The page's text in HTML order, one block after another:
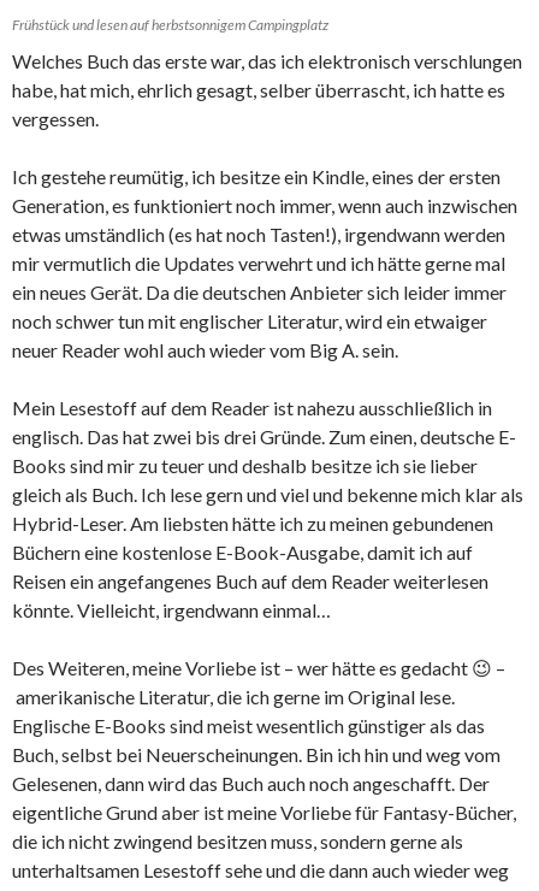
Frühstück und lesen auf herbstsonnigem Campingplatz
Welches Buch das erste war, das ich elektronisch verschlungen
habe, hat mich, ehrlich gesagt, selber überrascht, ich hatte es
vergessen.
Ich gestehe reumütig, ich besitze ein Kindle, eines der ersten
Generation, es funktioniert noch immer, wenn auch inzwischen
etwas umständlich (es hat noch Tasten!), irgendwann werden
mir vermutlich die Updates verwehrt und ich hätte gerne mal
ein neues Gerät. Da die deutschen Anbieter sich leider immer
noch schwer tun mit englischer Literatur, wird ein etwaiger
neuer Reader wohl auch wieder vom Big A. sein.
Mein Lesestoff auf dem Reader ist nahezu ausschließlich in
englisch. Das hat zwei bis drei Gründe. Zum einen, deutsche E-
Books sind mir zu teuer und deshalb besitze ich sie lieber
gleich als Buch. Ich lese gern und viel und bekenne mich klar als
Hybrid-Leser. Am liebsten hätte ich zu meinen gebundenen
Büchern eine kostenlose E-Book-Ausgabe, damit ich auf
Reisen ein angefangenes Buch auf dem Reader weiterlesen
könnte. Vielleicht, irgendwann einmal…
Des Weiteren, meine Vorliebe ist – wer hätte es gedacht 😉 –
amerikanische Literatur, die ich gerne im Original lese.
Englische E-Books sind meist wesentlich günstiger als das
Buch, selbst bei Neuerscheinungen. Bin ich hin und weg vom
Gelesenen, dann wird das Buch auch noch angeschafft. Der
eigentliche Grund aber ist meine Vorliebe für Fantasy-Bücher,
die ich nicht zwingend besitzen muss, sondern gerne als
unterhaltsamen Lesestoff sehe und die dann auch wieder weg